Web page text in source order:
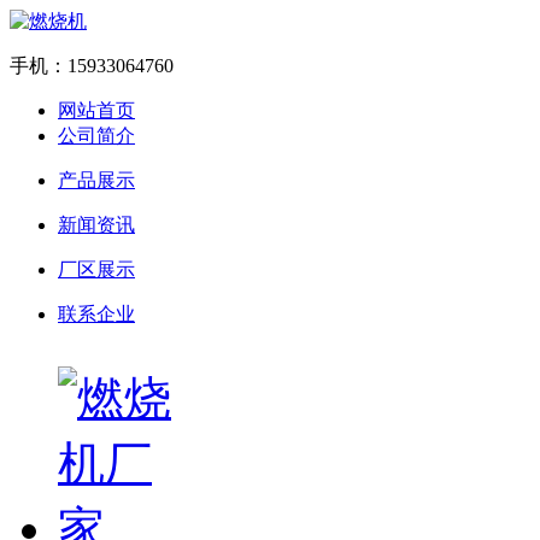
手机：15933064760
网站首页
公司简介
产品展示
新闻资讯
厂区展示
联系企业